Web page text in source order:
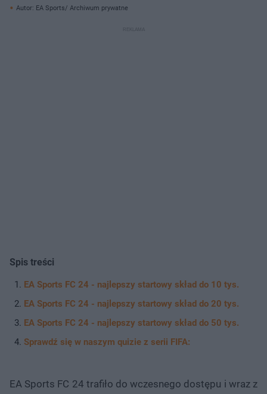
Autor: EA Sports/ Archiwum prywatne
Spis treści
EA Sports FC 24 - najlepszy startowy skład do 10 tys.
EA Sports FC 24 - najlepszy startowy skład do 20 tys.
EA Sports FC 24 - najlepszy startowy skład do 50 tys.
Sprawdź się w naszym quizie z serii FIFA:
EA Sports FC 24 trafiło do wczesnego dostępu i wraz z